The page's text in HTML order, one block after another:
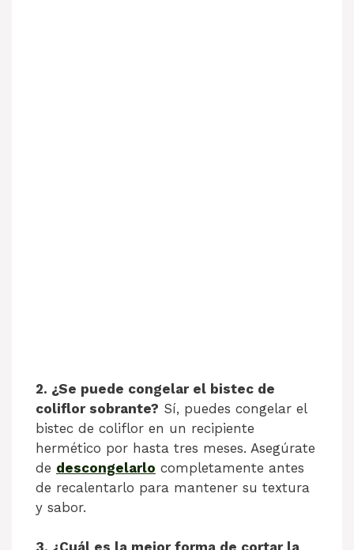
2. ¿Se puede congelar el bistec de
coliflor sobrante? Sí, puedes congelar el
bistec de coliflor en un recipiente
hermético por hasta tres meses. Asegúrate
de descongelarlo completamente antes
de recalentarlo para mantener su textura
y sabor.